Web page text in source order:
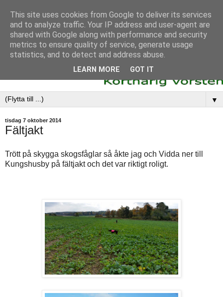
▼
tisdag 7 oktober 2014
Fältjakt
Trött på skygga skogsfåglar så åkte jag och Vidda ner till
Kungshusby på fältjakt och det var riktigt roligt.
This site uses cookies from Google to deliver its services
and to analyze traffic. Your IP address and user-agent are
shared with Google along with performance and security
metrics to ensure quality of service, generate usage
statistics, and to detect and address abuse.
LEARN MORE GOT IT